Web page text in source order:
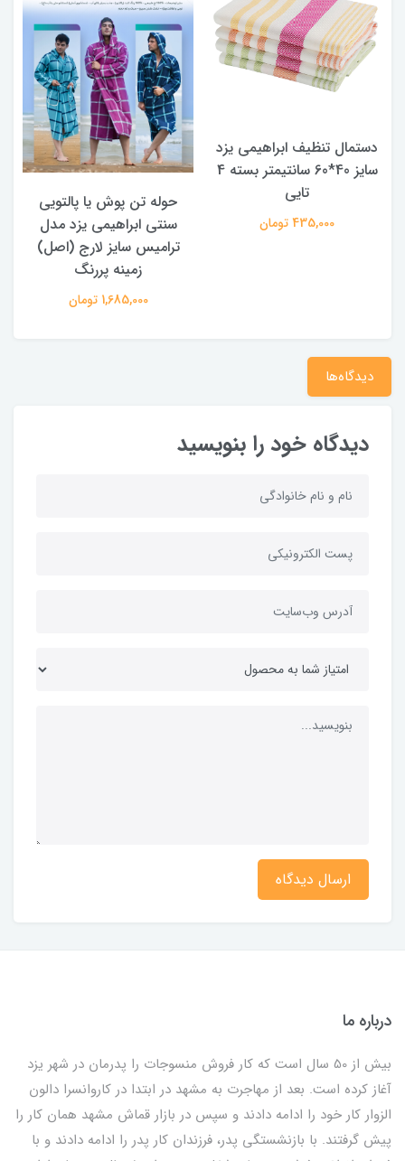
دستمال تنظیف ابراهیمی یزد
سایز 40*60 سانتیمتر بسته 4
تایی
435,000 تومان
حوله تن پوش یا پالتویی
سنتی ابراهیمی یزد مدل
ترامیس سایز لارج (اصل)
زمینه پررنگ
1,685,000 تومان
دیدگاه‌ها
دیدگاه خود را بنویسید
ارسال دیدگاه
درباره ما
بیش از 50 سال است که کار فروش منسوجات را پدرمان در شهر یزد
آغاز کرده است. بعد از مهاجرت به مشهد در ابتدا در کاروانسرا دالون
الزوار کار خود را ادامه دادند و سپس در بازار قماش مشهد همان کار را
پیش گرفتند. با بازنشستگی پدر، فرزندان کار پدر را ادامه دادند و با